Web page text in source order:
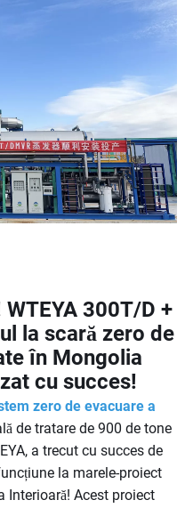
300T/D +
la scară zero de
în Mongolia
cu succes!
zero de evacuare a
de tratare de 900 de tone
a trecut cu succes de
la marele-proiect
Interioară! Acest proiect